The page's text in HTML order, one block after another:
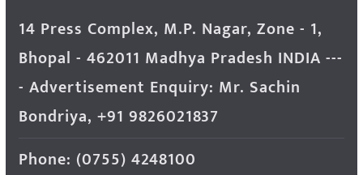
14 Press Complex, M.P. Nagar, Zone - 1,
Bhopal - 462011 Madhya Pradesh INDIA ---
- Advertisement Enquiry: Mr. Sachin
Bondriya, +91 9826021837
Phone: (0755) 4248100